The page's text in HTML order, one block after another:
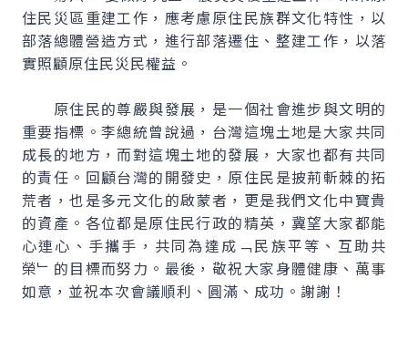
住民災區重建工作，應考慮原住民族群文化特性，以
部落總體營造方式，進行部落遷住、整建工作，以落
實照顧原住民災民權益。
原住民的尊嚴與發展，是一個社會進步與文明的
重要指標。李總統曾說過，台灣這塊土地是大家共同
成長的地方，而對這塊土地的發展，大家也都有共同
的責任。回顧台灣的開發史，原住民是披荊斬棘的拓
荒者，也是多元文化的啟蒙者，更是我們文化中寶貴
的資產。各位都是原住民行政的精英，冀望大家都能
心連心、手攜手，共同為達成﹁民族平等、互助共
榮﹂的目標而努力。最後，敬祝大家身體健康、萬事
如意，並祝本次會議順利、圓滿、成功。謝謝！